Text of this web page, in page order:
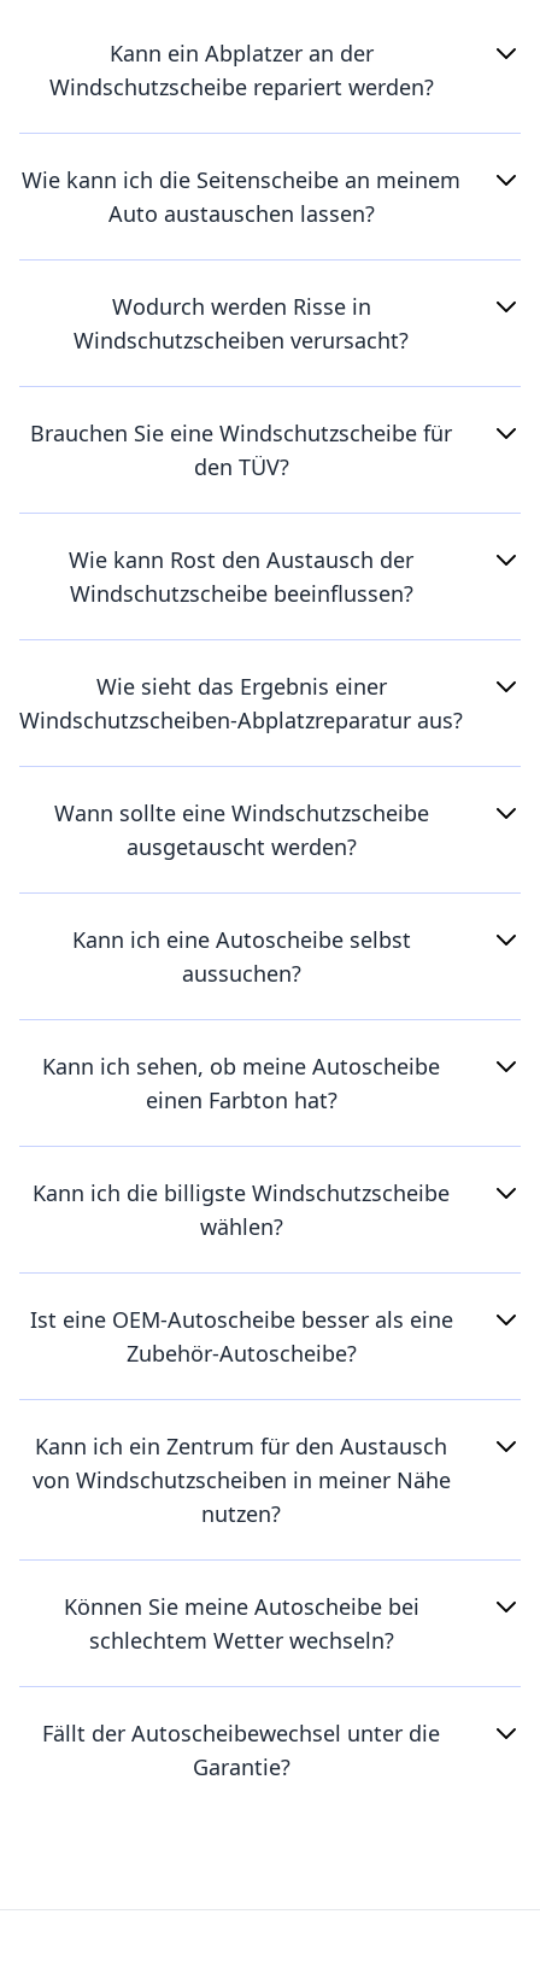
Kann ein Abplatzer an der
Windschutzscheibe repariert werden?
Wie kann ich die Seitenscheibe an meinem
Auto austauschen lassen?
Wodurch werden Risse in
Windschutzscheiben verursacht?
Brauchen Sie eine Windschutzscheibe für
den TÜV?
Wie kann Rost den Austausch der
Windschutzscheibe beeinflussen?
Wie sieht das Ergebnis einer
Windschutzscheiben-Abplatzreparatur aus?
Wann sollte eine Windschutzscheibe
ausgetauscht werden?
Kann ich eine Autoscheibe selbst
aussuchen?
Kann ich sehen, ob meine Autoscheibe
einen Farbton hat?
Kann ich die billigste Windschutzscheibe
wählen?
Ist eine OEM-Autoscheibe besser als eine
Zubehör-Autoscheibe?
Kann ich ein Zentrum für den Austausch
von Windschutzscheiben in meiner Nähe
nutzen?
Können Sie meine Autoscheibe bei
schlechtem Wetter wechseln?
Fällt der Autoscheibewechsel unter die
Garantie?